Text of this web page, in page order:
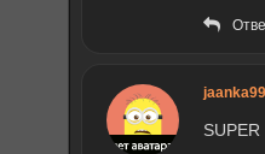
jaanka99